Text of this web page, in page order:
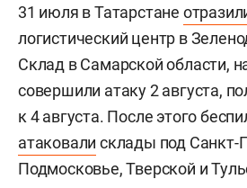
31 июля в Татарстане
логистический центр в
Склад в Самарской области,
совершили атаку 2 августа,
к 4 августа. После этого
атаковали склады под Санкт-
Подмосковье, Тверской и